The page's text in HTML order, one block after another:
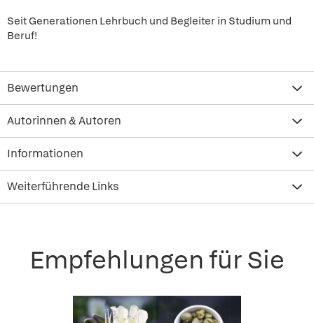
Seit Generationen Lehrbuch und Begleiter in Studium und
Beruf!
Bewertungen
Autorinnen & Autoren
Informationen
Weiterführende Links
Empfehlungen für Sie